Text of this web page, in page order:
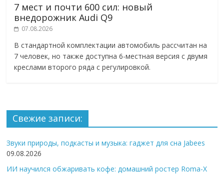
7 мест и почти 600 сил: новый
внедорожник Audi Q9
07.08.2026
В стандартной комплектации автомобиль рассчитан на
7 человек, но также доступна 6-местная версия с двумя
креслами второго ряда с регулировкой.
Свежие записи:
Звуки природы, подкасты и музыка: гаджет для сна Jabees
09.08.2026
ИИ научился обжаривать кофе: домашний ростер Roma-X